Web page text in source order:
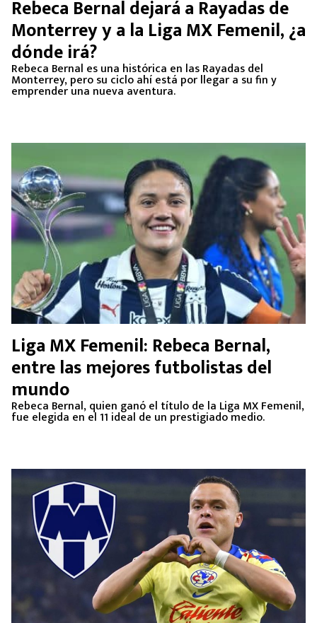
Rebeca Bernal dejará a Rayadas de
Monterrey y a la Liga MX Femenil, ¿a
dónde irá?
Rebeca Bernal es una histórica en las Rayadas del
Monterrey, pero su ciclo ahí está por llegar a su fin y
emprender una nueva aventura.
Liga MX Femenil: Rebeca Bernal,
entre las mejores futbolistas del
mundo
Rebeca Bernal, quien ganó el título de la Liga MX Femenil,
fue elegida en el 11 ideal de un prestigiado medio.